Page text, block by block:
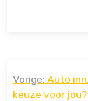
navigatie
Vorige: Auto
keuze voor jou?